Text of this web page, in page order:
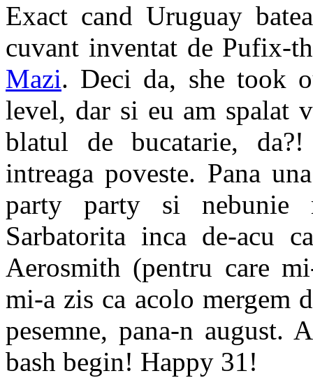
Exact cand Uruguay
cuvant inventat de Pufix-
Mazi. Deci da, she took
level, dar si eu am spalat
blatul de bucatarie,
intreaga poveste. Pana
party party si nebunie
Sarbatorita inca de-acu
Aerosmith (pentru care
mi-a zis ca acolo mergem
pesemne, pana-n august.
bash begin! Happy 31!